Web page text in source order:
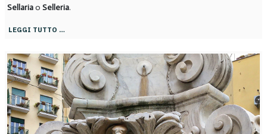
Sellariao Selleria.
LEGGI TUTTO …